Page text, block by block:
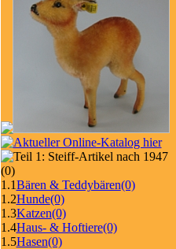
(0)
1.1Bären & Teddybären(0)
1.2Hunde(0)
1.3Katzen(0)
1.4Haus- & Hoftiere(0)
1.5Hasen(0)